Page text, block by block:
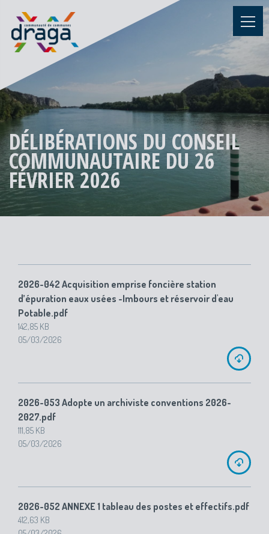
DÉLIBÉRATIONS DU CONSEIL
COMMUNAUTAIRE DU 26
FÉVRIER 2026
2026-042 Acquisition emprise foncière station
d’épuration eaux usées -Imbours et réservoir d'eau
Potable.pdf
142,85 KB
05/03/2026
2026-053 Adopte un archiviste conventions 2026-
2027.pdf
111,85 KB
05/03/2026
2026-052 ANNEXE 1 tableau des postes et effectifs.pdf
412,63 KB